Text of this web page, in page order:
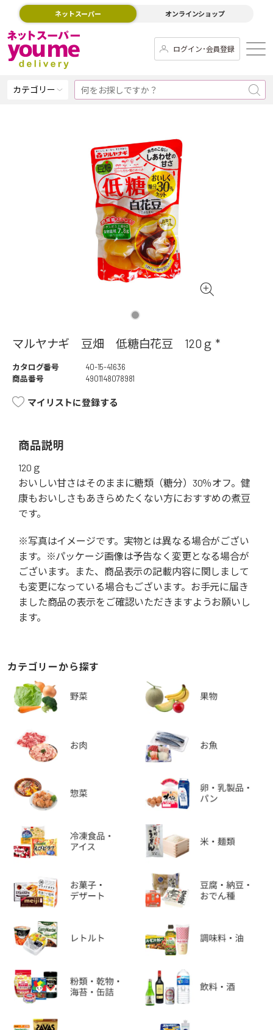
ネットスーパー オンラインショップ
ログイン･会員登録
カテゴリー
マルヤナギ 豆畑 低糖白花豆 120ｇ *
カタログ番号
40-15-41636
商品番号
4901148078981
マイリストに登録する
商品説明
120ｇ
おいしい甘さはそのままに糖類（糖分）30％オフ。健
康もおいしさもあきらめたくない方におすすめの煮豆
です。
※写真はイメージです。実物とは異なる場合がござい
ます。※パッケージ画像は予告なく変更となる場合が
ございます。また、商品表示の記載内容に関しまして
も変更になっている場合もございます。お手元に届き
ました商品の表示をご確認いただきますようお願いし
ます。
カテゴリーから探す